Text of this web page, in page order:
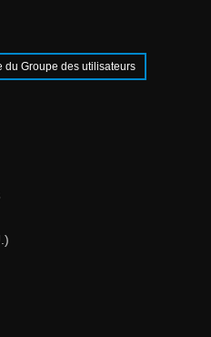
du Groupe des utilisateurs